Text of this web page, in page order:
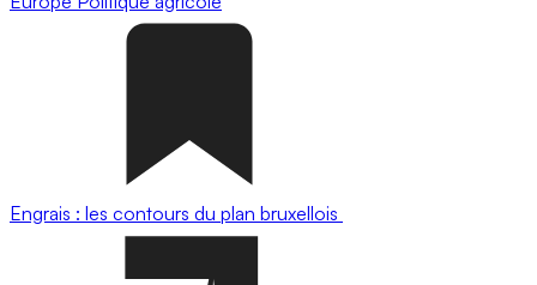
Engrais : les contours du plan bruxellois